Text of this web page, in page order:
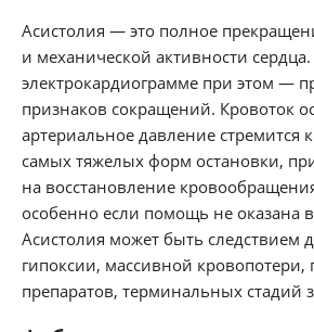
Асистолия — это полное
и механической активности
электрокардиограмме при этом —
признаков сокращений. Кровоток
артериальное давление стремится
самых тяжелых форм остановки,
на восстановление
особенно если помощь не оказана
Асистолия может быть следствием
гипоксии, массивной кровопотери,
препаратов, терминальных стадий